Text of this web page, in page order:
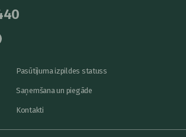
Pasūtījuma izpildes statuss
Saņemšana un piegāde
Kontakti